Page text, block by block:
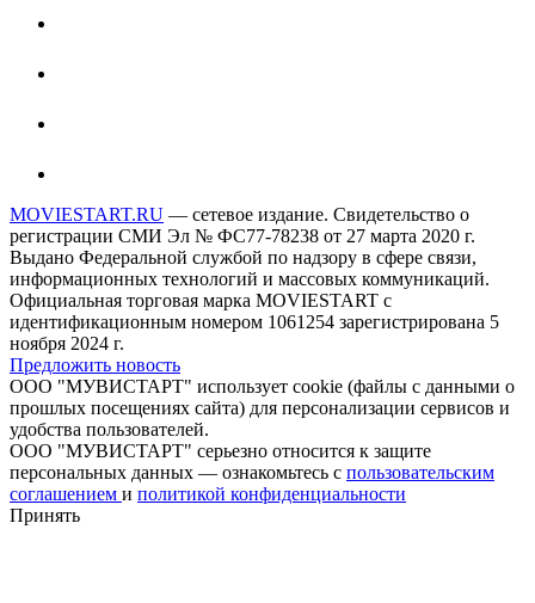
MOVIESTART.RU — сетевое издание. Свидетельство о
регистрации СМИ Эл № ФС77-78238 от 27 марта 2020 г.
Выдано Федеральной службой по надзору в сфере связи,
информационных технологий и массовых коммуникаций.
Официальная торговая марка MOVIESTART с
идентификационным номером 1061254 зарегистрирована 5
ноября 2024 г.
Предложить новость
ООО "МУВИСТАРТ" использует cookie (файлы с данными о
прошлых посещениях сайта) для персонализации сервисов и
удобства пользователей.
ООО "МУВИСТАРТ" серьезно относится к защите
персональных данных — ознакомьтесь с пользовательским
соглашением и политикой конфиденциальности
Принять